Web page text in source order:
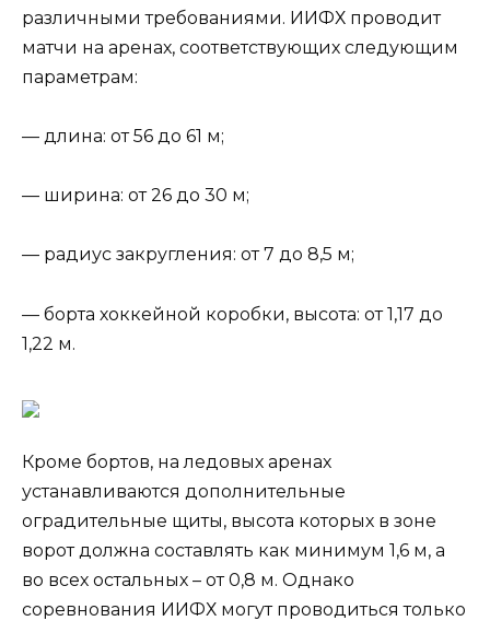
различными требованиями. ИИФХ проводит
матчи на аренах, соответствующих следующим
параметрам:
— длина: от 56 до 61 м;
— ширина: от 26 до 30 м;
— радиус закругления: от 7 до 8,5 м;
— борта хоккейной коробки, высота: от 1,17 до
1,22 м.
Кроме бортов, на ледовых аренах
устанавливаются дополнительные
оградительные щиты, высота которых в зоне
ворот должна составлять как минимум 1,6 м, а
во всех остальных – от 0,8 м. Однако
соревнования ИИФХ могут проводиться только